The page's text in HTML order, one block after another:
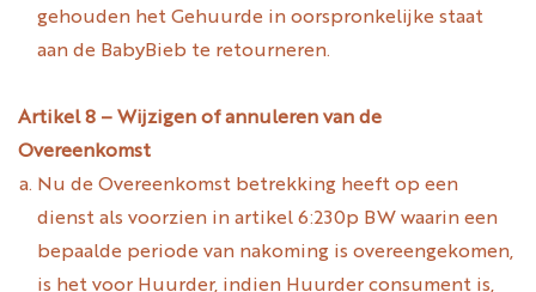
gehouden het Gehuurde in oorspronkelijke staat
aan de BabyBieb te retourneren.
Artikel 8 – Wijzigen of annuleren van de
Overeenkomst
Nu de Overeenkomst betrekking heeft op een
dienst als voorzien in artikel 6:230p BW waarin een
bepaalde periode van nakoming is overeengekomen,
is het voor Huurder, indien Huurder consument is,